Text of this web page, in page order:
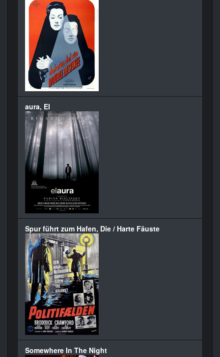
aura, El
Spur führt zum Hafen, Die / Harte Fäuste
Somewhere In The Night